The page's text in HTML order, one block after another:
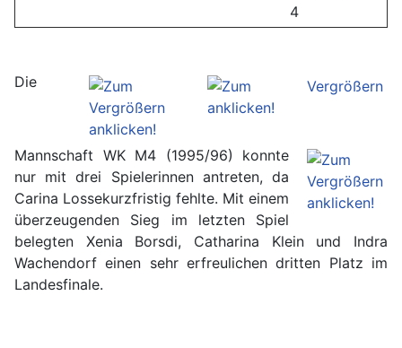
4
Die
Mannschaft WK M4 (1995/96) konnte
nur mit drei Spielerinnen antreten, da
Carina Lossekurzfristig fehlte. Mit einem
überzeugenden Sieg im letzten Spiel
belegten Xenia Borsdi, Catharina Klein und Indra
Wachendorf einen sehr erfreulichen dritten Platz im
Landesfinale.